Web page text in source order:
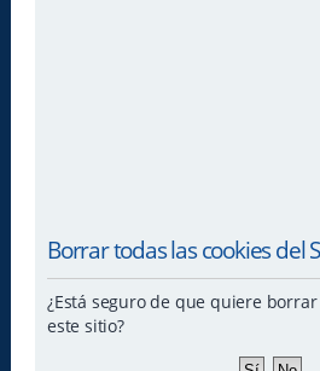
Borrar todas las cookies del
¿Está seguro de que quiere
este sitio?